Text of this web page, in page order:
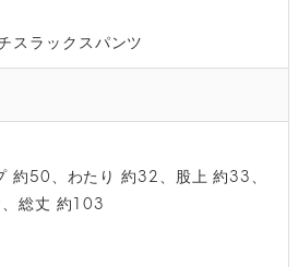
スラックスパンツ
約50、わたり 約32、股上 約33、
総丈 約103